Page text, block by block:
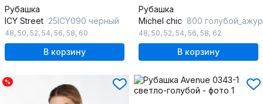
Рубашка
ICY Street 25ICY090 чёрный
48, 50, 52, 54, 56, 58, 60
В корзину
Рубашка
Michel chic 800 голубой_ажур
48, 50, 52, 54, 56, 58, 62
В корзину
%